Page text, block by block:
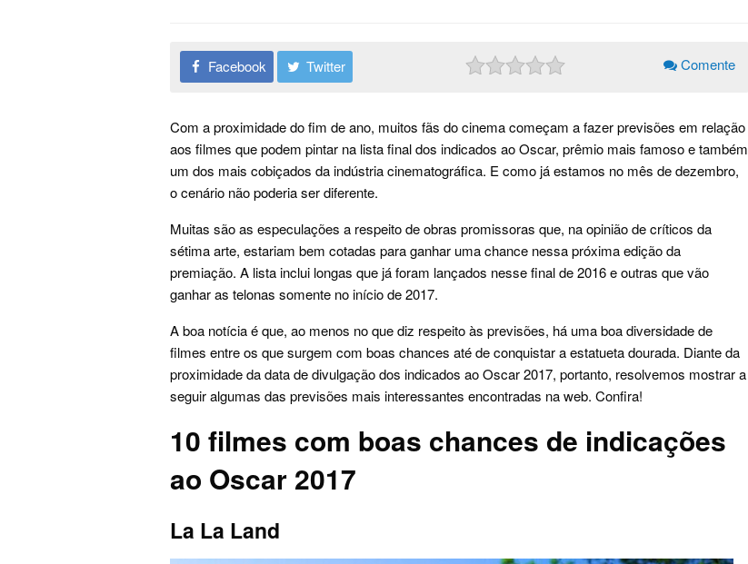
Facebook Twitter Comente
Com a proximidade do fim de ano, muitos fãs do cinema começam a fazer previsões em relação
aos filmes que podem pintar na lista final dos indicados ao Oscar, prêmio mais famoso e também
um dos mais cobiçados da indústria cinematográfica. E como já estamos no mês de dezembro,
o cenário não poderia ser diferente.
Muitas são as especulações a respeito de obras promissoras que, na opinião de críticos da
sétima arte, estariam bem cotadas para ganhar uma chance nessa próxima edição da
premiação. A lista inclui longas que já foram lançados nesse final de 2016 e outras que vão
ganhar as telonas somente no início de 2017.
A boa notícia é que, ao menos no que diz respeito às previsões, há uma boa diversidade de
filmes entre os que surgem com boas chances até de conquistar a estatueta dourada. Diante da
proximidade da data de divulgação dos indicados ao Oscar 2017, portanto, resolvemos mostrar a
seguir algumas das previsões mais interessantes encontradas na web. Confira!
10 filmes com boas chances de indicações
ao Oscar 2017
La La Land